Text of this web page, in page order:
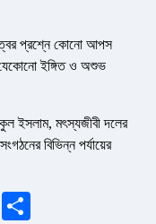
প্রশ্নে কোনো আপস
ইঙ্গিত ও অশুভ
ইসলাম, মৎস্যজীবী দলের
বিভিন্ন পর্যায়ের
Email